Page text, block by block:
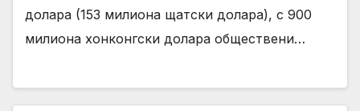
долара (153 милиона щатски долара), с 900
милиона хонконгски долара обществени…